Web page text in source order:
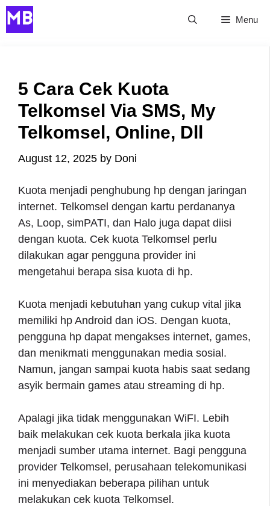
Skip
to
Menu
5 Cara Cek Kuota
Telkomsel Via SMS, My
Telkomsel, Online, Dll
August 12, 2025 by Doni
Kuota menjadi penghubung hp dengan jaringan
internet. Telkomsel dengan kartu perdananya
As, Loop, simPATI, dan Halo juga dapat diisi
dengan kuota. Cek kuota Telkomsel perlu
dilakukan agar pengguna provider ini
mengetahui berapa sisa kuota di hp.
Kuota menjadi kebutuhan yang cukup vital jika
memiliki hp Android dan iOS. Dengan kuota,
pengguna hp dapat mengakses internet, games,
dan menikmati menggunakan media sosial.
Namun, jangan sampai kuota habis saat sedang
asyik bermain games atau streaming di hp.
Apalagi jika tidak menggunakan WiFI. Lebih
baik melakukan cek kuota berkala jika kuota
menjadi sumber utama internet. Bagi pengguna
provider Telkomsel, perusahaan telekomunikasi
ini menyediakan beberapa pilihan untuk
melakukan cek kuota Telkomsel.